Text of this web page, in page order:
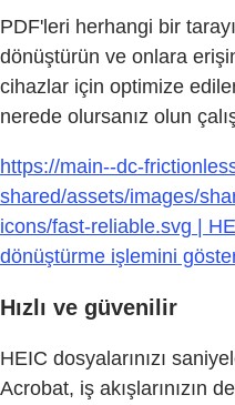
PDF'leri herhangi bir
dönüştürün ve onlara
cihazlar için optimize
nerede olursanız olun
https://main--dc-
shared/assets/images/
icons/fast-reliable.svg |
dönüştürme işlemini
Hızlı ve güvenilir
HEIC dosyalarınızı
Acrobat, iş akışlarınızın